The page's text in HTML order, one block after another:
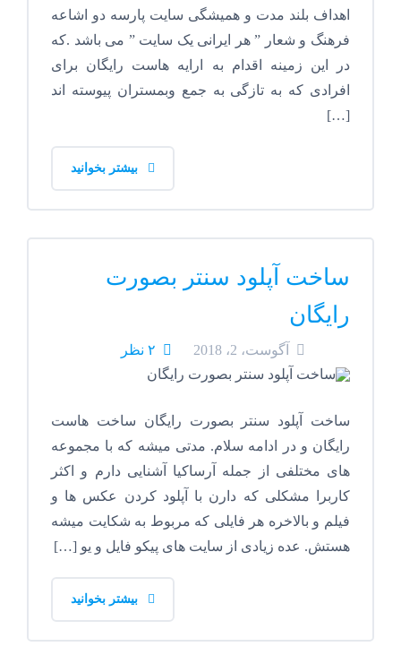
اهداف بلند مدت و همیشگی سایت پارسه دو اشاعه
فرهنگ و شعار ” هر ایرانی یک سایت ” می باشد .که
در این زمینه اقدام به ارایه هاست رایگان برای
افرادی که به تازگی به جمع وبمستران پیوسته اند
[…]
ساخت آپلود سنتر بصورت
رایگان
آگوست، 2، 2018 ۲ نظر
ساخت آپلود سنتر بصورت رایگان ساخت هاست
رایگان و در ادامه سلام. مدتی میشه که با مجموعه
های مختلفی از جمله آرساکیا آشنایی دارم و اکثر
کاربرا مشکلی که دارن با آپلود کردن عکس ها و
فیلم و بالاخره هر فایلی که مربوط به شکایت میشه
هستش. عده زیادی از سایت های پیکو فایل و یو […]